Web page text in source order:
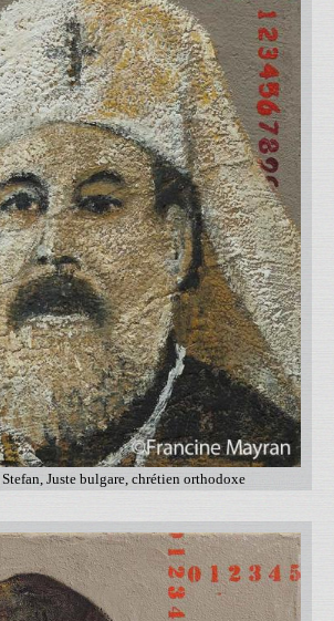
Juste bulgare, chrétien orthodoxe